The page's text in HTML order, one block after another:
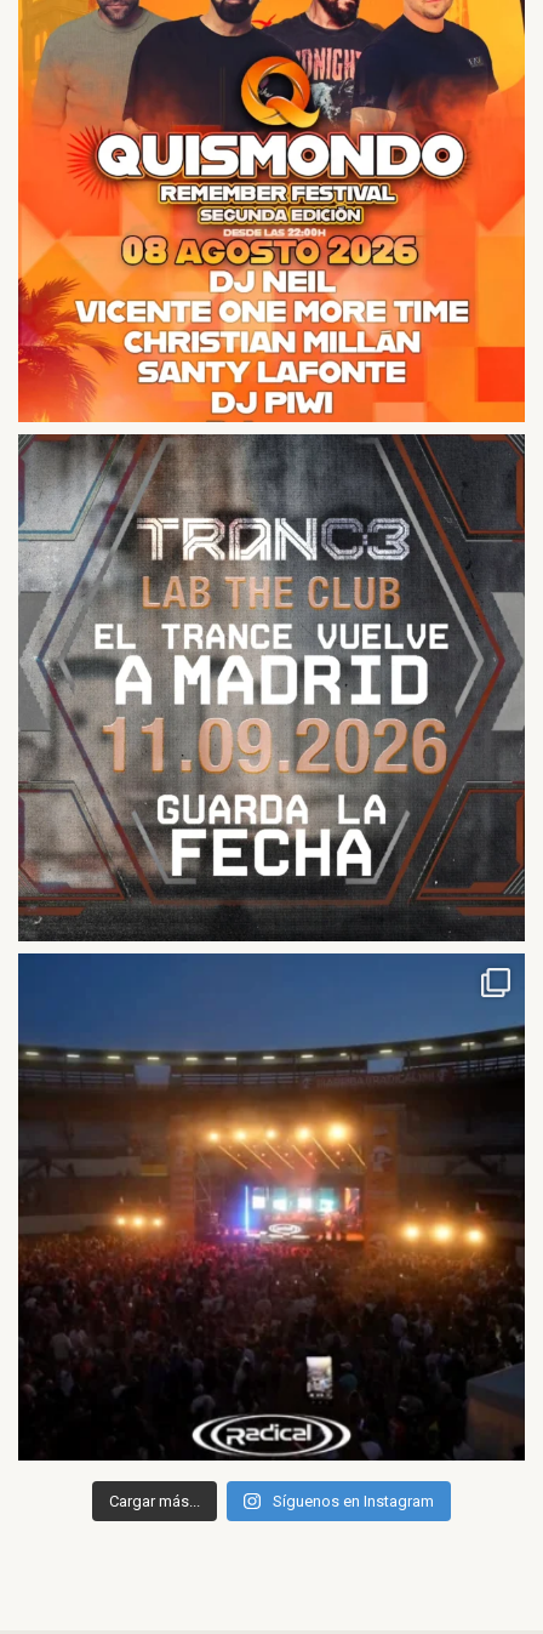
Cargar más... Síguenos en Instagram